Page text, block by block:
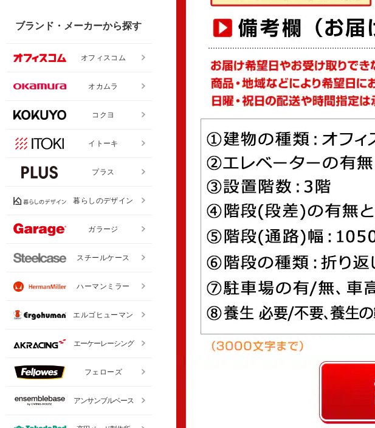
ブランド・メーカーから探す
オフィスコム
オカムラ
コクヨ
イトーキ
プラス
暮らしのデザイン
ガラージ
スチールケース
ハーマンミラー
エルゴヒューマン
エーケーレーシング
フェローズ
アンサンブルベース